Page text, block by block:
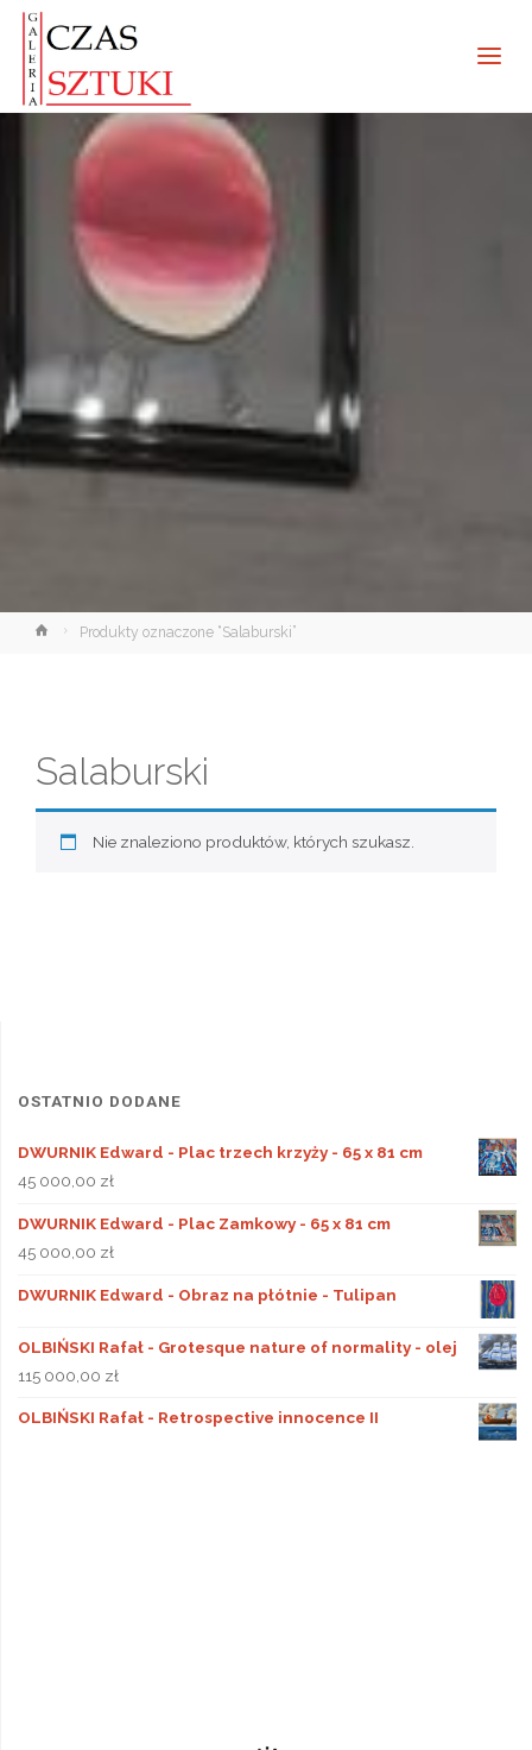
StronaProdukty oznaczone “Salaburski”
Salaburski
Nie znaleziono produktów, których szukasz.
OSTATNIO DODANE
DWURNIK Edward - Plac trzech krzyży - 65 x 81 cm
45 000,00 zł
DWURNIK Edward - Plac Zamkowy - 65 x 81 cm
45 000,00 zł
DWURNIK Edward - Obraz na płótnie - Tulipan
OLBIŃSKI Rafał - Grotesque nature of normality - olej
115 000,00 zł
OLBIŃSKI Rafał - Retrospective innocence II